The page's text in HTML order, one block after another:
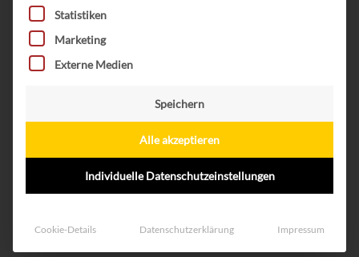
Statistiken
Marketing
Externe Medien
Speichern
Alle akzeptieren
Individuelle Datenschutzeinstellungen
Cookie-Details Datenschutzerklärung Impressum